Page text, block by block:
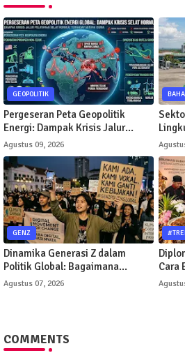
GEOPOLITIK
Pergeseran Peta Geopolitik
Energi: Dampak Krisis Jalur
Pelayaran Selat Hormuz
Terhadap Minyak Dunia
Agustus 09, 2026
GENZ
Dinamika Generasi Z dalam
Politik Global: Bagaimana
Gerakan Digital Mengubah Arah
Agustus 07, 2026
Cara
COMMENTS